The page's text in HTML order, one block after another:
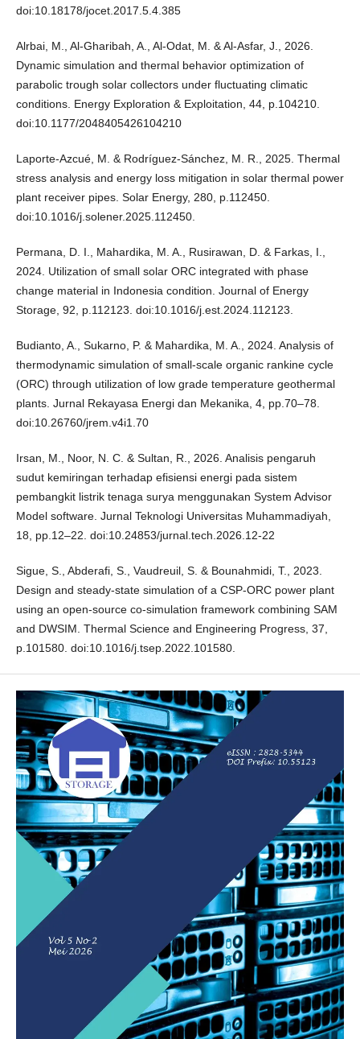
doi:10.18178/jocet.2017.5.4.385
Alrbai, M., Al-Gharibah, A., Al-Odat, M. & Al-Asfar, J., 2026.
Dynamic simulation and thermal behavior optimization of
parabolic trough solar collectors under fluctuating climatic
conditions. Energy Exploration & Exploitation, 44, p.104210.
doi:10.1177/2048405426104210
Laporte-Azcué, M. & Rodríguez-Sánchez, M. R., 2025. Thermal
stress analysis and energy loss mitigation in solar thermal power
plant receiver pipes. Solar Energy, 280, p.112450.
doi:10.1016/j.solener.2025.112450.
Permana, D. I., Mahardika, M. A., Rusirawan, D. & Farkas, I.,
2024. Utilization of small solar ORC integrated with phase
change material in Indonesia condition. Journal of Energy
Storage, 92, p.112123. doi:10.1016/j.est.2024.112123.
Budianto, A., Sukarno, P. & Mahardika, M. A., 2024. Analysis of
thermodynamic simulation of small-scale organic rankine cycle
(ORC) through utilization of low grade temperature geothermal
plants. Jurnal Rekayasa Energi dan Mekanika, 4, pp.70–78.
doi:10.26760/jrem.v4i1.70
Irsan, M., Noor, N. C. & Sultan, R., 2026. Analisis pengaruh
sudut kemiringan terhadap efisiensi energi pada sistem
pembangkit listrik tenaga surya menggunakan System Advisor
Model software. Jurnal Teknologi Universitas Muhammadiyah,
18, pp.12–22. doi:10.24853/jurnal.tech.2026.12-22
Sigue, S., Abderafi, S., Vaudreuil, S. & Bounahmidi, T., 2023.
Design and steady-state simulation of a CSP-ORC power plant
using an open-source co-simulation framework combining SAM
and DWSIM. Thermal Science and Engineering Progress, 37,
p.101580. doi:10.1016/j.tsep.2022.101580.